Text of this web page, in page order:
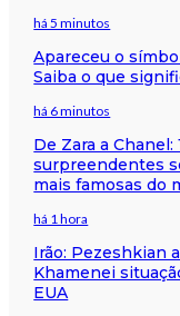
há 5 minutos
Apareceu o
Saiba o que
há 6 minutos
De Zara a
surpreendentes
mais famosas do
há 1 hora
Irão: Pezeshkian
Khamenei
EUA